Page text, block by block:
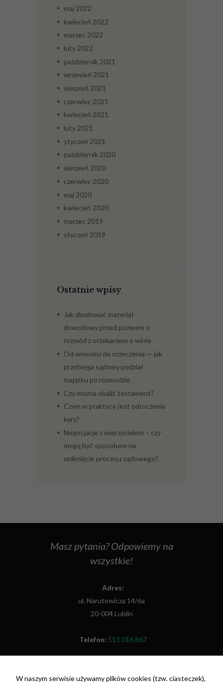
maj 2022
kwiecień 2022
marzec 2022
luty 2022
październik 2021
wrzesień 2021
sierpień 2021
czerwiec 2021
kwiecień 2021
luty 2021
styczeń 2021
październik 2020
sierpień 2020
czerwiec 2020
maj 2020
kwiecień 2020
marzec 2019
styczeń 2019
Ostatnie wpisy
Jak zbudować materiał
dowodowy przed pozwem o
rozwód z orzekaniem o winie
Od wniosku do orzeczenia — jak
przebiega sądowy podział
majątku po rozwodzie
Czy można obalić testament?
Czym w praktyce jest odroczenie
kary?
Negocjacje z wierzycielem – czy
mogą być sposobem na
uniknięcie procesu sądowego?
Masz pytania? Odpowiemy na
wszystkie!
Adres:
ul. Narutowicza 14/6a
20-004 Lublin
Telefon: 513 016 867
W naszym serwisie używamy plików cookies (tzw. ciasteczek),